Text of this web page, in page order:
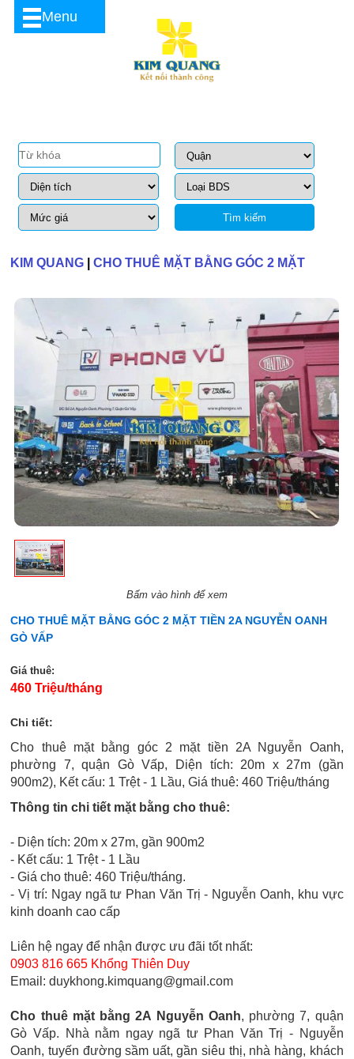
Tìm kiếm
KIM QUANG |CHO THUÊ MẶT BẰNG GÓC 2 MẶT
TIỀN 2A NGUYỄN OANH GÒ VẤP
Bấm vào hình để xem
CHO THUÊ MẶT BẰNG GÓC 2 MẶT TIỀN 2A NGUYỄN OANH
GÒ VẤP
Giá thuê:
460 Triệu/tháng
Chi tiết:
Cho thuê mặt bằng góc 2 mặt tiền 2A Nguyễn Oanh,
phường 7, quận Gò Vấp, Diện tích: 20m x 27m (gần
900m2), Kết cấu: 1 Trệt - 1 Lầu, Giá thuê: 460 Triệu/tháng
Thông tin chi tiết mặt bằng cho thuê:
- Diện tích: 20m x 27m, gần 900m2
- Kết cấu: 1 Trệt - 1 Lầu
- Giá cho thuê: 460 Triệu/tháng.
- Vị trí: Ngay ngã tư Phan Văn Trị - Nguyễn Oanh, khu vực
kinh doanh cao cấp
Liên hệ ngay để nhận được ưu đãi tốt nhất:
0903 816 665 Khổng Thiên Duy
Email: duykhong.kimquang@gmail.com
Cho thuê mặt bằng 2A Nguyễn Oanh, phường 7, quận
Gò Vấp. Nhà nằm ngay ngã tư Phan Văn Trị - Nguyễn
Oanh, tuyến đường sầm uất, gần siêu thị, nhà hàng, khách
Menu